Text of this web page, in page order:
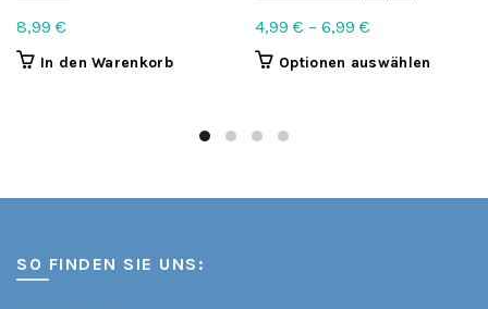
8,99 €
In den Warenkorb
4,99 € – 6,99 €
range:
Optionen auswählen
SO FINDEN SIE UNS: